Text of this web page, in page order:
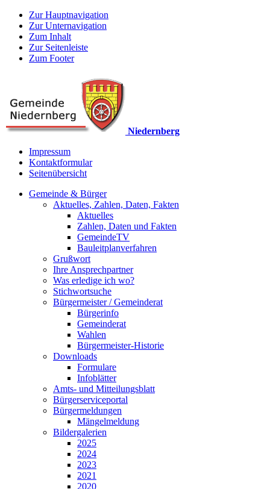
Zur Hauptnavigation
Zur Unternavigation
Zum Inhalt
Zur Seitenleiste
Zum Footer
Niedernberg
Impressum
Kontaktformular
Seitenübersicht
Gemeinde & Bürger
Aktuelles, Zahlen, Daten, Fakten
Aktuelles
Zahlen, Daten und Fakten
GemeindeTV
Bauleitplanverfahren
Grußwort
Ihre Ansprechpartner
Was erledige ich wo?
Stichwortsuche
Bürgermeister / Gemeinderat
Bürgerinfo
Gemeinderat
Wahlen
Bürgermeister-Historie
Downloads
Formulare
Infoblätter
Amts- und Mitteilungsblatt
Bürgerserviceportal
Bürgermeldungen
Mängelmeldung
Bildergalerien
2025
2024
2023
2021
2020